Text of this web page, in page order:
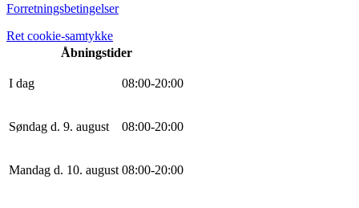
Forretningsbetingelser
Ret cookie-samtykke
Åbningstider
I dag 08:00-20:00
Søndag d. 9. august 08:00-20:00
Mandag d. 10. august 08:00-20:00